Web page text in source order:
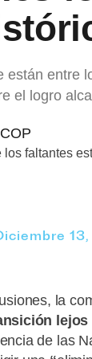
están entre
el logro
faltantes
la
de las